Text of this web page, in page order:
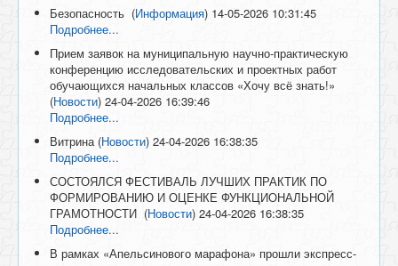
Безопасность (Информация) 14-05-2026 10:31:45
Подробнее...
Прием заявок на муниципальную научно-практическую
конференцию исследовательских и проектных работ
обучающихся начальных классов «Хочу всё знать!»
(Новости) 24-04-2026 16:39:46
Подробнее...
Витрина (Новости) 24-04-2026 16:38:35
Подробнее...
СОСТОЯЛСЯ ФЕСТИВАЛЬ ЛУЧШИХ ПРАКТИК ПО
ФОРМИРОВАНИЮ И ОЦЕНКЕ ФУНКЦИОНАЛЬНОЙ
ГРАМОТНОСТИ (Новости) 24-04-2026 16:38:35
Подробнее...
В рамках «Апельсинового марафона» прошли экспресс-